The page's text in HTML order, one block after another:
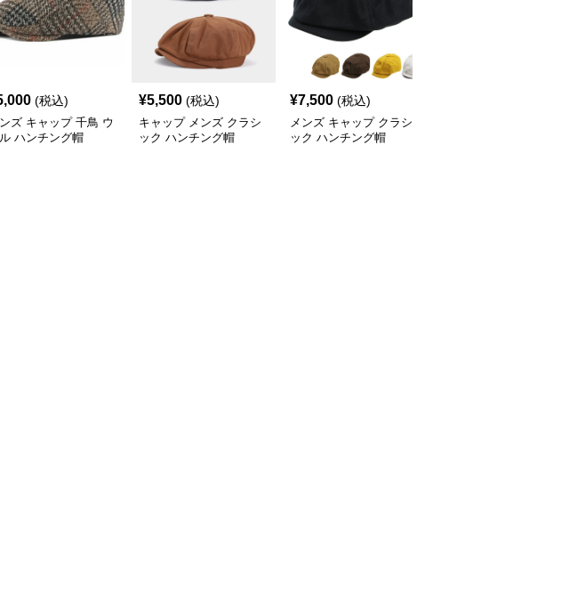
(税込)
ズ キャップ 千鳥 ウ
ハンチング帽
¥5,500 (税込)
キャップ メンズ クラシ
ック ハンチング帽
¥7,500 (税込)
メンズ キャップ クラシ
ック ハンチング帽